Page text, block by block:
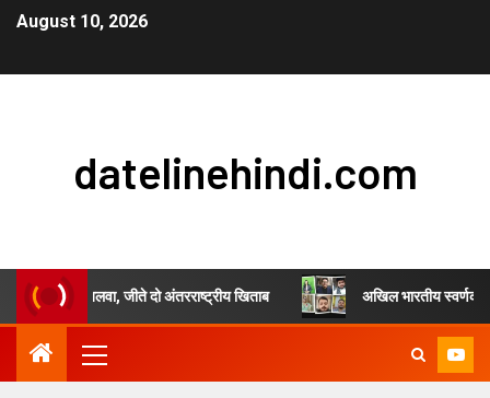
August 10, 2026
datelinehindi.com
का जलवा, जीते दो अंतरराष्ट्रीय खिताब अखिल भारतीय स्वर्णकार समाज